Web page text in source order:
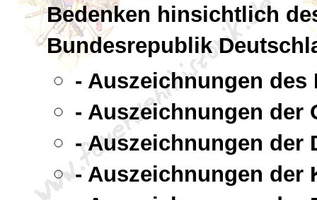
Bedenken hinsichtlich
Bundesrepublik
- Auszeichnungen
- Auszeichnungen der
- Auszeichnungen der
- Auszeichnungen der